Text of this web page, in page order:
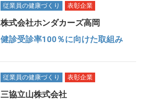
従業員の健康づくり 表彰企業
株式会社ホンダカーズ高岡
健診受診率100％に向けた取組み
従業員の健康づくり 表彰企業
三協立山株式会社